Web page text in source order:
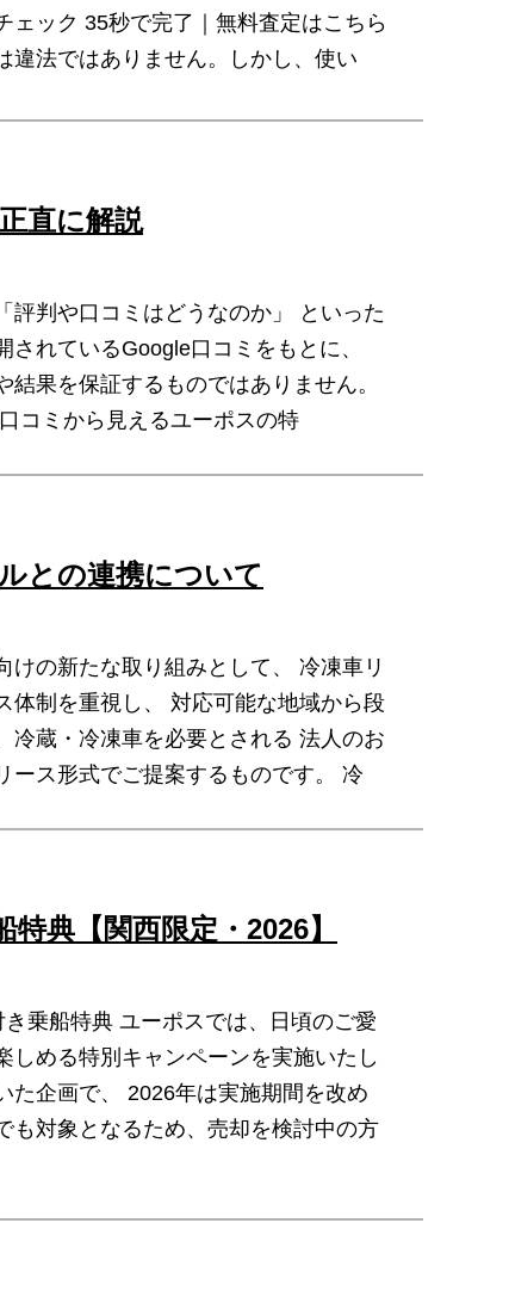
ック 35秒で完了｜無料査定はこちら
違法ではありません。しかし、使い
直に解説
判や口コミはどうなのか」 といった
れているGoogle口コミをもとに、
果を保証するものではありません。
コミから見えるユーポスの特
との連携について
の新たな取り組みとして、 冷凍車リ
体制を重視し、 対応可能な地域から段
冷蔵・冷凍車を必要とされる 法人のお
ース形式でご提案するものです。 冷
典【関西限定・2026】
乗船特典 ユーポスでは、日頃のご愛
める特別キャンペーンを実施いたし
た企画で、 2026年は実施期間を改め
も対象となるため、売却を検討中の方